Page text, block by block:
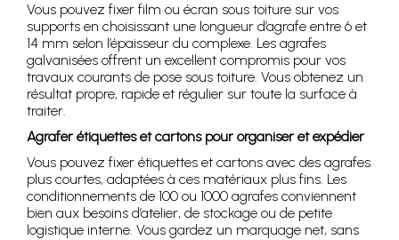
Vous pouvez fixer film ou écran sous toiture sur vos
supports en choisissant une longueur d’agrafe entre 6 et
14 mm selon l’épaisseur du complexe. Les agrafes
galvanisées offrent un excellent compromis pour vos
travaux courants de pose sous toiture. Vous obtenez un
résultat propre, rapide et régulier sur toute la surface à
traiter.
Agrafer étiquettes et cartons pour organiser et expédier
Vous pouvez fixer étiquettes et cartons avec des agrafes
plus courtes, adaptées à ces matériaux plus fins. Les
conditionnements de 100 ou 1000 agrafes conviennent
bien aux besoins d’atelier, de stockage ou de petite
logistique interne. Vous gardez un marquage net, sans